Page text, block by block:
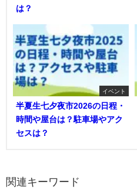
は？
イベント
半夏生七夕夜市2026の日程・
時間や屋台は？駐車場やアク
セスは？
関連キーワード